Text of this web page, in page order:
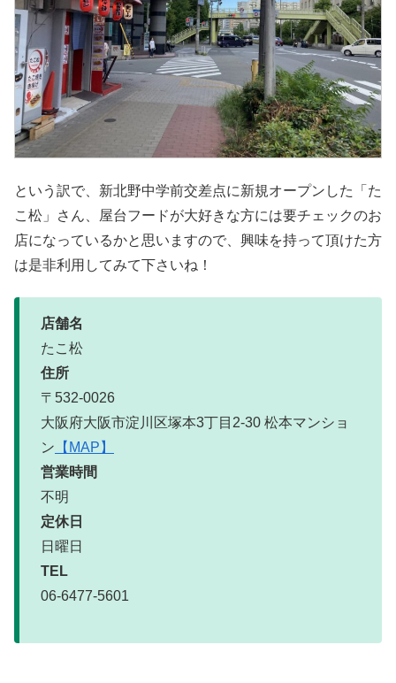
という訳で、新北野中学前交差点に新規オープンした「た
こ松」さん、屋台フードが大好きな方には要チェックのお
店になっているかと思いますので、興味を持って頂けた方
は是非利用してみて下さいね！
店舗名
たこ松
住所
〒532-0026
大阪府大阪市淀川区塚本3丁目2-30 松本マンショ
ン 【MAP】
営業時間
不明
定休日
日曜日
TEL
06-6477-5601